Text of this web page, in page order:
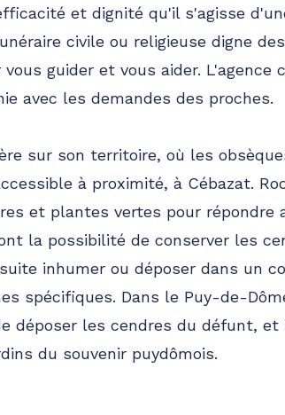
et dignité qu'il s'agisse
civile ou religieuse digne
guider et vous aider. L'agence
avec les demandes des proches.
sur son territoire, où les
à proximité, à Cébazat.
et plantes vertes pour répondre
la possibilité de conserver les
inhumer ou déposer dans un
spécifiques. Dans le Puy-de-
déposer les cendres du défunt,
du souvenir puydômois.